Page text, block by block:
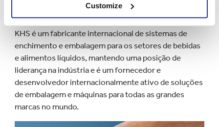
Customize
embalagem e automação ", concluiu o Sr. Grobe.
KHS é um fabricante internacional de sistemas de
enchimento e embalagem para os setores de bebidas
e alimentos líquidos, mantendo uma posição de
liderança na indústria e é um fornecedor e
desenvolvedor internacionalmente ativo de soluções
de embalagem e máquinas para todas as grandes
marcas no mundo.